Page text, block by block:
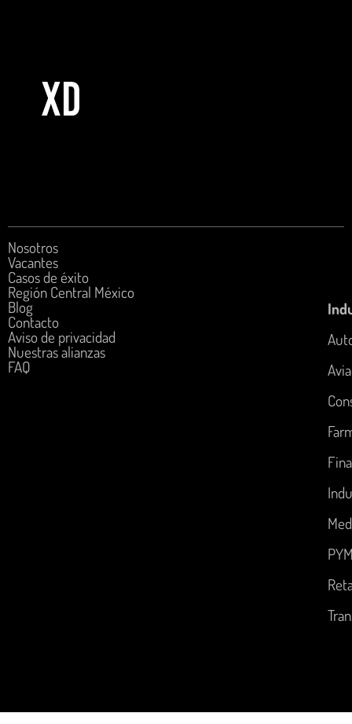
Nosotros
Vacantes
Casos de éxito
Región Central México
Blog
Contacto
Aviso de privacidad
Nuestras alianzas
FAQ